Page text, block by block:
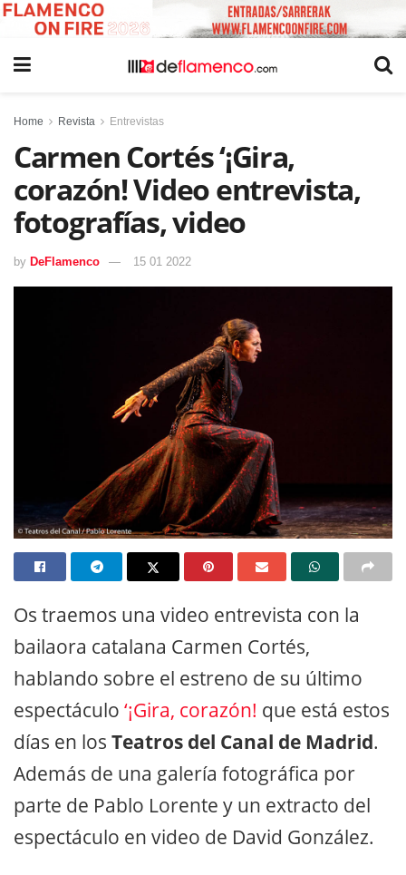
Home Revista Entrevistas
Carmen Cortés ‘¡Gira,
corazón! Video entrevista,
fotografías, video
by DeFlamenco 15 01 2022
Os traemos una video entrevista con la
bailaora catalana Carmen Cortés,
hablando sobre el estreno de su último
espectáculo ‘¡Gira, corazón! que está estos
días en los Teatros del Canal de Madrid.
Además de una galería fotográfica por
parte de Pablo Lorente y un extracto del
espectáculo en video de David González.